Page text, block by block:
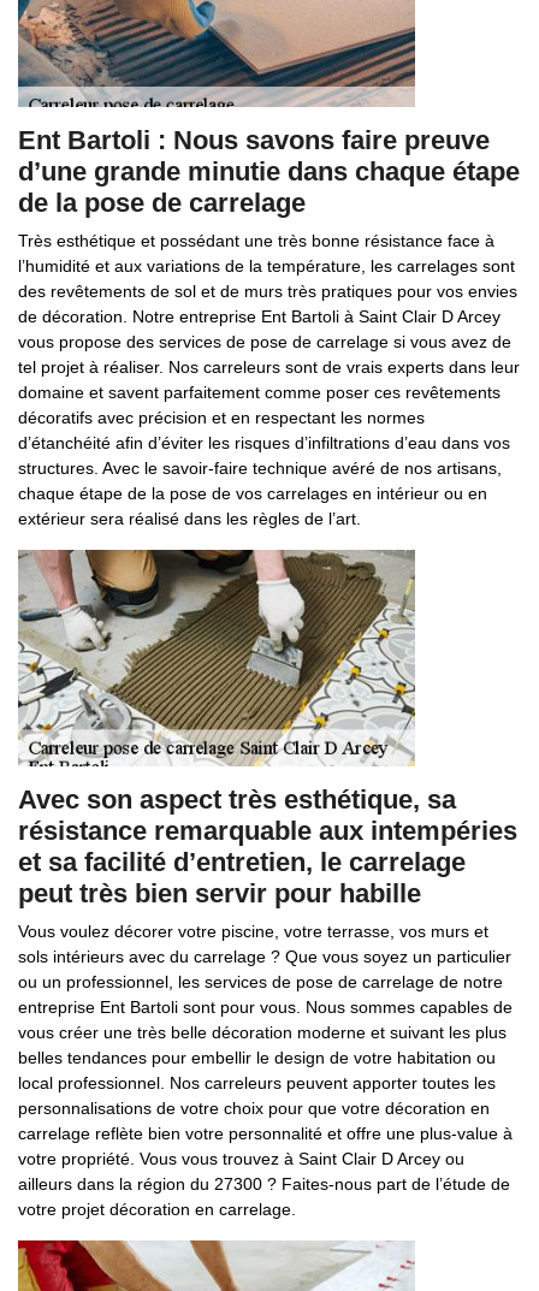
Ent Bartoli : Nous savons faire preuve
d’une grande minutie dans chaque étape
de la pose de carrelage
Très esthétique et possédant une très bonne résistance face à
l’humidité et aux variations de la température, les carrelages sont
des revêtements de sol et de murs très pratiques pour vos envies
de décoration. Notre entreprise Ent Bartoli à Saint Clair D Arcey
vous propose des services de pose de carrelage si vous avez de
tel projet à réaliser. Nos carreleurs sont de vrais experts dans leur
domaine et savent parfaitement comme poser ces revêtements
décoratifs avec précision et en respectant les normes
d’étanchéité afin d’éviter les risques d’infiltrations d’eau dans vos
structures. Avec le savoir-faire technique avéré de nos artisans,
chaque étape de la pose de vos carrelages en intérieur ou en
extérieur sera réalisé dans les règles de l’art.
Avec son aspect très esthétique, sa
résistance remarquable aux intempéries
et sa facilité d’entretien, le carrelage
peut très bien servir pour habille
Vous voulez décorer votre piscine, votre terrasse, vos murs et
sols intérieurs avec du carrelage ? Que vous soyez un particulier
ou un professionnel, les services de pose de carrelage de notre
entreprise Ent Bartoli sont pour vous. Nous sommes capables de
vous créer une très belle décoration moderne et suivant les plus
belles tendances pour embellir le design de votre habitation ou
local professionnel. Nos carreleurs peuvent apporter toutes les
personnalisations de votre choix pour que votre décoration en
carrelage reflète bien votre personnalité et offre une plus-value à
votre propriété. Vous vous trouvez à Saint Clair D Arcey ou
ailleurs dans la région du 27300 ? Faites-nous part de l’étude de
votre projet décoration en carrelage.